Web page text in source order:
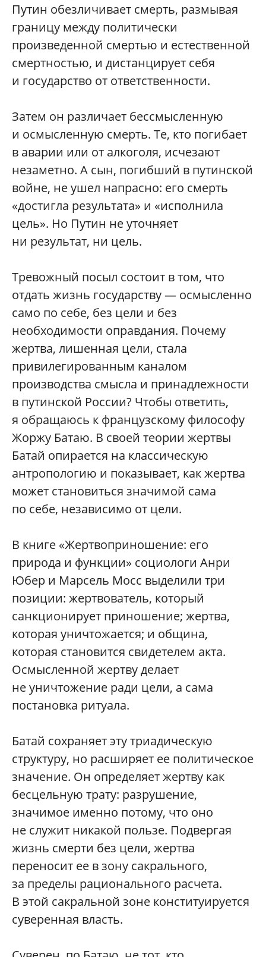
Путин обезличивает смерть, размывая
границу между политически
произведенной смертью и естественной
смертностью, и дистанцирует себя
и государство от ответственности.
Затем он различает бессмысленную
и осмысленную смерть. Те, кто погибает
в аварии или от алкоголя, исчезают
незаметно. А сын, погибший в путинской
войне, не ушел напрасно: его смерть
«достигла результата» и «исполнила
цель». Но Путин не уточняет
ни результат, ни цель.
Тревожный посыл состоит в том, что
отдать жизнь государству — осмысленно
само по себе, без цели и без
необходимости оправдания. Почему
жертва, лишенная цели, стала
привилегированным каналом
производства смысла и принадлежности
в путинской России? Чтобы ответить,
я обращаюсь к французскому философу
Жоржу Батаю. В своей теории жертвы
Батай опирается на классическую
антропологию и показывает, как жертва
может становиться значимой сама
по себе, независимо от цели.
В книге «Жертвоприношение: его
природа и функции» социологи Анри
Юбер и Марсель Мосс выделили три
позиции: жертвователь, который
санкционирует приношение; жертва,
которая уничтожается; и община,
которая становится свидетелем акта.
Осмысленной жертву делает
не уничтожение ради цели, а сама
постановка ритуала.
Батай сохраняет эту триадическую
структуру, но расширяет ее политическое
значение. Он определяет жертву как
бесцельную трату: разрушение,
значимое именно потому, что оно
не служит никакой пользе. Подвергая
жизнь смерти без цели, жертва
переносит ее в зону сакрального,
за пределы рационального расчета.
В этой сакральной зоне конституируется
суверенная власть.